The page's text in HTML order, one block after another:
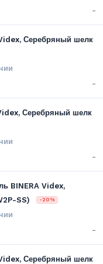
-
Серебряный шелк
-
Серебряный шелк
-
BINERA Videx,
SS)
-20%
-
Серебряный шелк